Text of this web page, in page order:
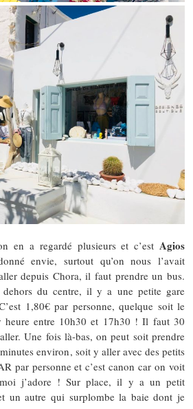
en a regardé plusieurs et c’est Agios
envie, surtout qu’on nous l’avait
depuis Chora, il faut prendre un bus.
dehors du centre, il y a une petite gare
1,80€ par personne, quelque soit le
entre 10h30 et 17h30 ! Il faut 30
Une fois là-bas, on peut soit prendre
environ, soit y aller avec des petits
par personne et c’est canon car on voit
j’adore ! Sur place, il y a un petit
un autre qui surplombe la baie dont je